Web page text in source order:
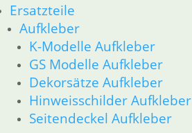
Ersatzteile
Aufkleber
K-Modelle Aufkleber
GS Modelle Aufkleber
Dekorsätze Aufkleber
Hinweisschilder Aufkleber
Seitendeckel Aufkleber